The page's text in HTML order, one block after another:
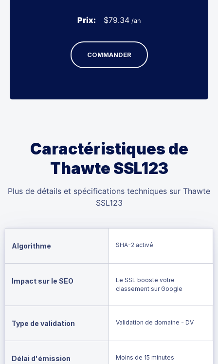
Prix: $79.34 /an
COMMANDER
Caractéristiques de
Thawte SSL123
Plus de détails et spécifications techniques sur Thawte
SSL123
Algorithme SHA-2 activé
Impact sur le SEO
Le SSL booste votre
classement sur Google
Type de validation Validation de domaine - DV
Délai d'émission Moins de 15 minutes